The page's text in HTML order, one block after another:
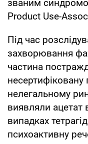
званим
Product Use-
Під час
захворювання
частина
нелегальному
виявляли ацетат
випадках
психоактивну